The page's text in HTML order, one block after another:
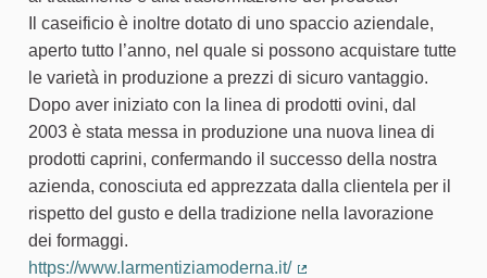
Il caseificio è inoltre dotato di uno spaccio aziendale,
aperto tutto l’anno, nel quale si possono acquistare tutte
le varietà in produzione a prezzi di sicuro vantaggio.
Dopo aver iniziato con la linea di prodotti ovini, dal
2003 è stata messa in produzione una nuova linea di
prodotti caprini, confermando il successo della nostra
azienda, conosciuta ed apprezzata dalla clientela per il
rispetto del gusto e della tradizione nella lavorazione
dei formaggi.
https://www.larmentiziamoderna.it/